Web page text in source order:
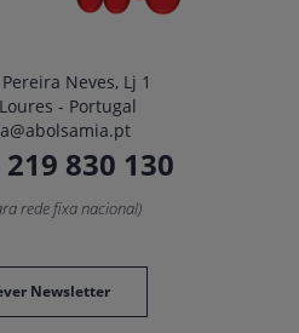
Neves, Lj 1
- Portugal
830 130
rede fixa nacional)
Newsletter